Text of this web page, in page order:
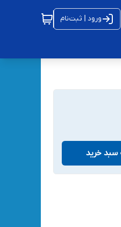
ورود | ثبت‌نام
سبد خرید